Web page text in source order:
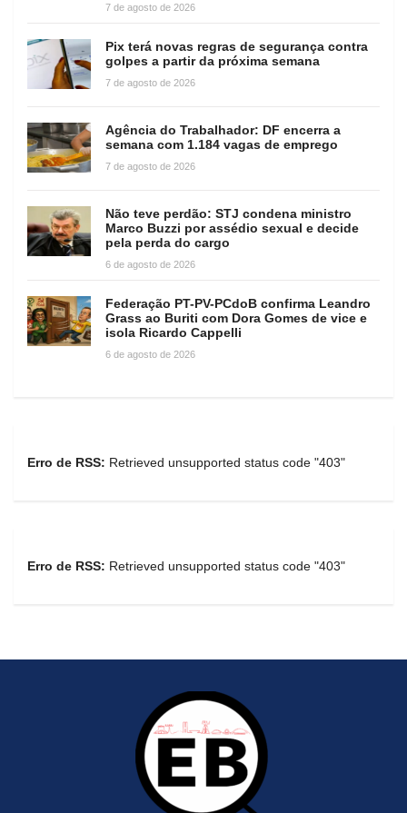
7 de agosto de 2026
Pix terá novas regras de segurança contra
golpes a partir da próxima semana
7 de agosto de 2026
Agência do Trabalhador: DF encerra a
semana com 1.184 vagas de emprego
7 de agosto de 2026
Não teve perdão: STJ condena ministro
Marco Buzzi por assédio sexual e decide
pela perda do cargo
6 de agosto de 2026
Federação PT-PV-PCdoB confirma Leandro
Grass ao Buriti com Dora Gomes de vice e
isola Ricardo Cappelli
6 de agosto de 2026
Erro de RSS: Retrieved unsupported status code "403"
Erro de RSS: Retrieved unsupported status code "403"